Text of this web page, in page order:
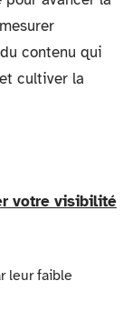
contenu qui
cultiver la
votre visibilité
leur faible